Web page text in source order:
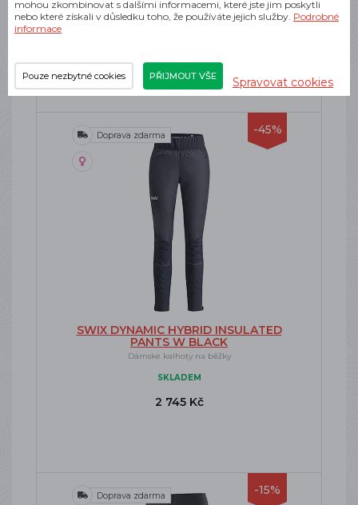
SKLADEM
-45%
Doprava zdarma
SWIX DYNAMIC HYBRID INSULATED
PANTS W BLACK
Dámské kalhoty na běžky
SKLADEM
2 745 Kč
-15%
Doprava zdarma
mohou zkombinovat s dalšími informacemi, které jste jim poskytli
nebo které získali v důsledku toho, že používáte jejich služby. Podrobné
informace
Pouze nezbytné cookies PŘIJMOUT VŠE Spravovat cookies